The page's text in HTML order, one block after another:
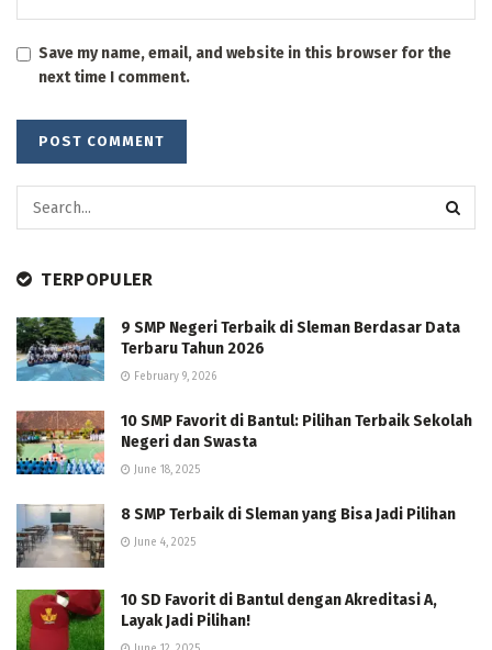
Save my name, email, and website in this browser for the
next time I comment.
TERPOPULER
9 SMP Negeri Terbaik di Sleman Berdasar Data
Terbaru Tahun 2026
February 9, 2026
10 SMP Favorit di Bantul: Pilihan Terbaik Sekolah
Negeri dan Swasta
June 18, 2025
8 SMP Terbaik di Sleman yang Bisa Jadi Pilihan
June 4, 2025
10 SD Favorit di Bantul dengan Akreditasi A,
Layak Jadi Pilihan!